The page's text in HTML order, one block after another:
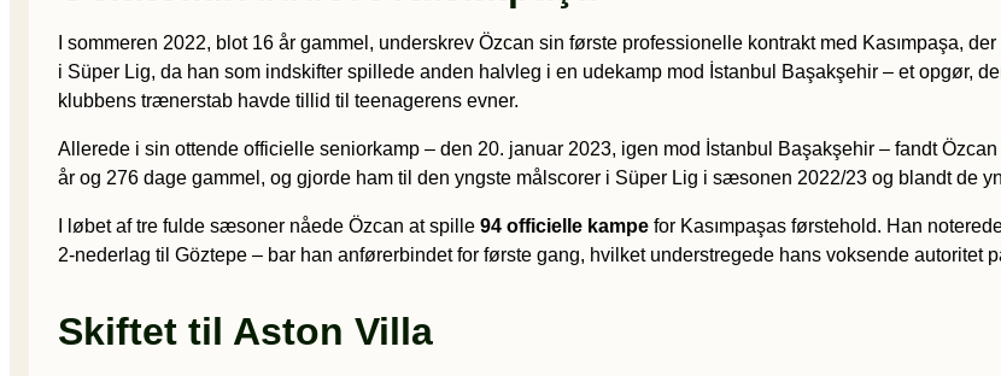
I sommeren 2022, blot 16 år gammel, underskrev Özcan sin første professionelle kontrakt med Kasımpaşa,
i Süper Lig, da han som indskifter spillede anden halvleg i en udekamp mod İstanbul Başakşehir – et opgør,
klubbens trænerstab havde tillid til teenagerens evner.
Allerede i sin ottende officielle seniorkamp – den 20. januar 2023, igen mod İstanbul Başakşehir – fandt
år og 276 dage gammel, og gjorde ham til den yngste målscorer i Süper Lig i sæsonen 2022/23 og blandt de
I løbet af tre fulde sæsoner nåede Özcan at spille 94 officielle kampe for Kasımpaşas førstehold. Han
2-nederlag til Göztepe – bar han anførerbindet for første gang, hvilket understregede hans voksende autoritet
Skiftet til Aston Villa